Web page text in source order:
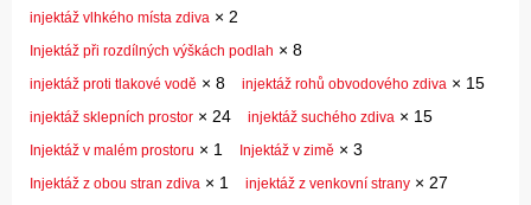
injektáž vlhkého místa zdiva × 2
Injektáž při rozdílných výškách podlah × 8
injektáž proti tlakové vodě × 8 injektáž rohů obvodového zdiva × 15
injektáž sklepních prostor × 24 injektáž suchého zdiva × 15
Injektáž v malém prostoru × 1 Injektáž v zimě × 3
Injektáž z obou stran zdiva × 1 injektáž z venkovní strany × 27